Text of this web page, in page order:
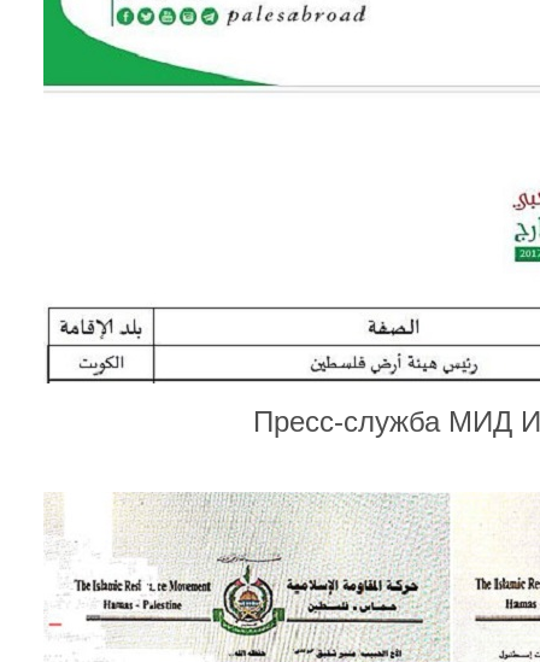
Пресс-служба МИД